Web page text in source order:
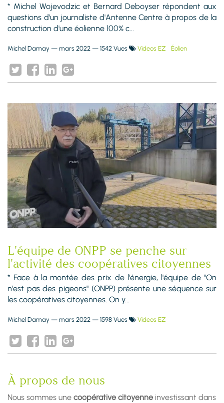
* Michel Wojevodzic et Bernard Deboyser répondent aux
questions d'un journaliste d'Antenne Centre à propos de la
construction d'une éolienne 100% c...
Michel Damay — mars 2022 — 1542 Vues Videos EZ Éolien
L'équipe de ONPP se penche sur
l'activité des coopératives citoyennes
* Face à la montée des prix de l'énergie, l'équipe de "On
n'est pas des pigeons" (ONPP) présente une séquence sur
les coopératives citoyennes. On y...
Michel Damay — mars 2022 — 1598 Vues Videos EZ
À propos de nous
Nous sommes une coopérative citoyenne investissant dans